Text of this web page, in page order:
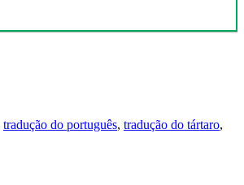
tradução do português, tradução do tártaro,